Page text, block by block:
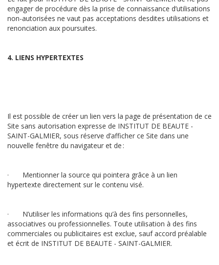
engager de procédure dès la prise de connaissance d’utilisations
non-autorisées ne vaut pas acceptations desdites utilisations et
renonciation aux poursuites.
4. LIENS HYPERTEXTES
Il est possible de créer un lien vers la page de présentation de ce
Site sans autorisation expresse de INSTITUT DE BEAUTE -
SAINT-GALMIER, sous réserve d’afficher ce Site dans une
nouvelle fenêtre du navigateur et de :
· Mentionner la source qui pointera grâce à un lien
hypertexte directement sur le contenu visé.
· N’utiliser les informations qu’à des fins personnelles,
associatives ou professionnelles. Toute utilisation à des fins
commerciales ou publicitaires est exclue, sauf accord préalable
et écrit de INSTITUT DE BEAUTE - SAINT-GALMIER.